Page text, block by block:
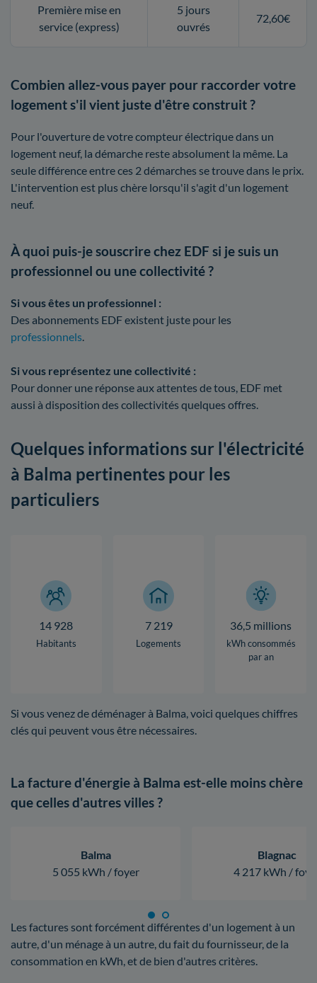
Première mise en
service (express)
5 jours
ouvrés
72,60€
Combien allez-vous payer pour raccorder votre
logement s'il vient juste d'être construit ?
Pour l'ouverture de votre compteur électrique dans un
logement neuf, la démarche reste absolument la même. La
seule différence entre ces 2 démarches se trouve dans le prix.
L'intervention est plus chère lorsqu'il s'agit d'un logement
neuf.
À quoi puis-je souscrire chez EDF si je suis un
professionnel ou une collectivité ?
Si vous êtes un professionnel :
Des abonnements EDF existent juste pour les
professionnels.
Si vous représentez une collectivité :
Pour donner une réponse aux attentes de tous, EDF met
aussi à disposition des collectivités quelques offres.
Quelques informations sur l'électricité
à Balma pertinentes pour les
particuliers
14 928
Habitants
7 219
Logements
36,5 millions
kWh consommés
par an
Si vous venez de déménager à Balma, voici quelques chiffres
clés qui peuvent vous être nécessaires.
La facture d'énergie à Balma est-elle moins chère
que celles d'autres villes ?
Balma
5 055 kWh / foyer
Blagnac
4 217 kWh /
Les factures sont forcément différentes d'un logement à un
autre, d'un ménage à un autre, du fait du fournisseur, de la
consommation en kWh, et de bien d'autres critères.